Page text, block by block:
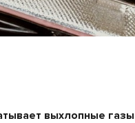
выхлопные газы